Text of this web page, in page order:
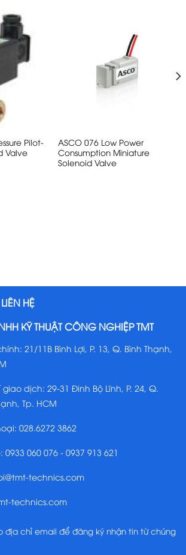
Pilot-
Valve
ASCO 076 Low Power
Consumption Miniature
Solenoid Valve
HỆ
KỸ THUẬT CÔNG NGHIỆP TMT
21/11B Bình Lợi, P. 13, Q. Bình Thạnh,
dịch: 29-31 Đinh Bộ Lĩnh, P. 24, Q.
Tp. HCM
028.6272 3862
0933 060 076 - 0937 913 621
technics.com
technics.com
địa chỉ email để đăng ký nhận tin từ chúng